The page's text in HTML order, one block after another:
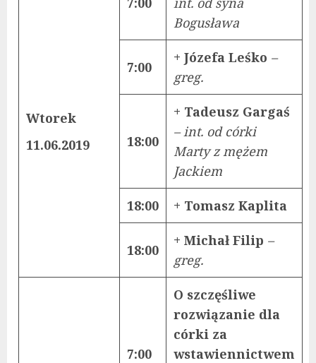
Wtorek
11.06.2019
Bogusława
7:00
+ Józefa Leśko –
greg.
18:00
+ Tadeusz Gargaś
– int. od córki
Marty z mężem
Jackiem
18:00 + Tomasz Kaplita
18:00
+ Michał Filip –
greg.
7:00
O szczęśliwe
rozwiązanie dla
córki za
wstawiennictwem